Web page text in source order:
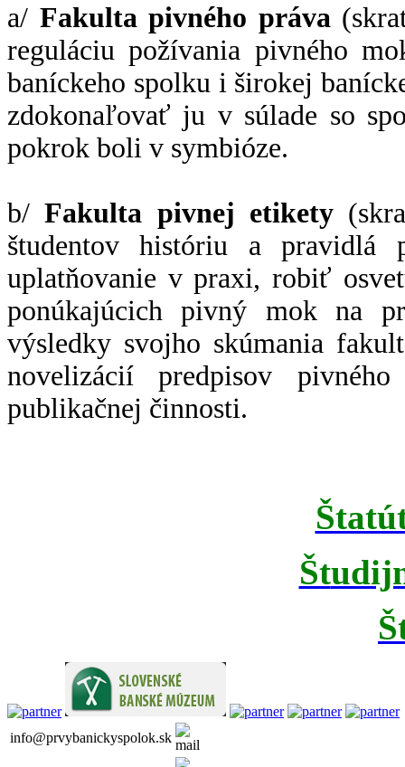
a/ Fakulta pivného práva
reguláciu požívania pivného
baníckeho spolku i širokej
zdokonaľovať ju v súlade so
pokrok boli v symbióze.
b/Fakulta pivnej etikety
študentov históriu a pravidlá
uplatňovanie v praxi, robiť
ponúkajúcich pivný mok na
výsledky svojho skúmania
novelizácií predpisov
publikačnej činnosti.
Št
info@prvybanickyspolok.sk